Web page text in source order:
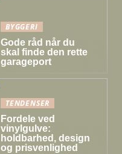
BYGGERI
Gode råd når du
skal finde den rette
garageport
TENDENSER
Fordele ved
vinylgulve:
holdbarhed, design
og prisvenlighed